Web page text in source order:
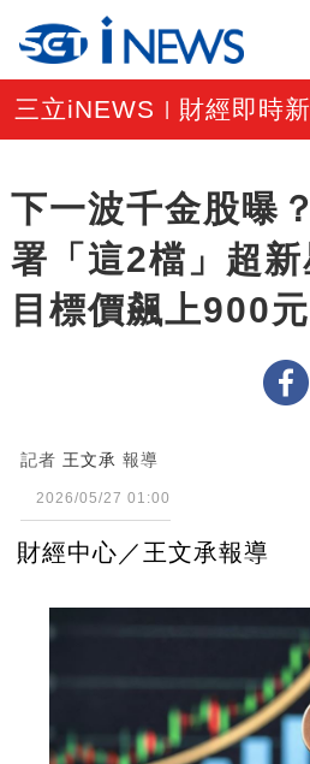
三立iNEWS 財經即時
下一波千金股曝
署「這2檔」超新
目標價飆上900元
記者 王文承 報導
2026/05/27 01:00
財經中心／王文承報導